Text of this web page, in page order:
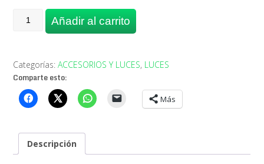
TOLS
LIGHT
cantidad
Añadir al carrito
Categorías:ACCESORIOS Y LUCES, LUCES
Comparte esto:
Más
Descripción